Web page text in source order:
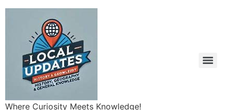
Where Curiosity Meets Knowledge!